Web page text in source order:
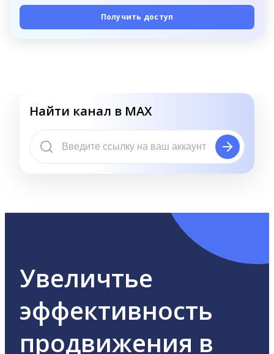
Получить доступ
Найти канал в MAX
Увеличтье
эффективность
продвижения в